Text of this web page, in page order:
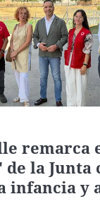
La
La
remarca
la Junta
infancia y